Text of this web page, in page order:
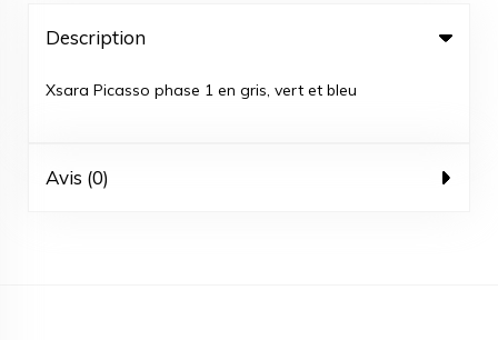
Description
Xsara Picasso phase 1 en gris, vert et bleu
Avis (0)